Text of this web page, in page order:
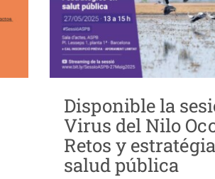
Disponible la
Virus del Nilo
Retos y
salud pública